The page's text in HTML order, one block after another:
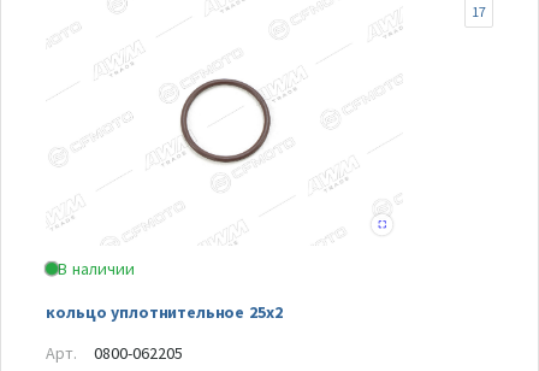
В наличии
кольцо уплотнительное 25х2
17
Арт.
0800-062205